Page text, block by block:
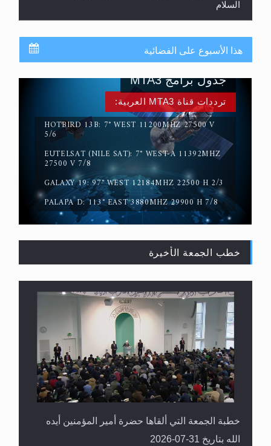
حقيقة المسيح الدجال
القرآن قاضٍ وحكمٌ على السنة ومهيمنٌ عليها.. ليس
العكس
هذا الأسبوع على الفضائية
ترددات قناة MTA3 العربية:
HOTBIRD 13B: 7° WEST 11200MHZ 27500 V
5/6
EUTELSAT (NILE SAT): 7° WEST-A 11392MHZ
27500 V 7/8
GALAXY 19: 97° WEST 12184MHZ 22500 H 2/3
PALAPA D: 113° EAST 3880MHZ 29900 H 7/8
جدول برامج MTA3
خطب الجمعة الأخيرة
خطبة الجمعة التي ألقاها حضرة أمير المؤمنين أيده
الله بتاريخ 31-07-2026